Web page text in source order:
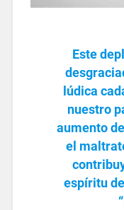
Este
lúdica
nuestro
aumento
el
espíritu